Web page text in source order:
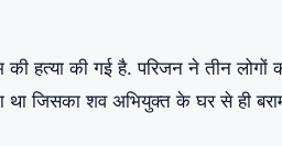
हत्या की गई है. परिजन ने तीन लोगों
था जिसका शव अभियुक्त के घर से ही